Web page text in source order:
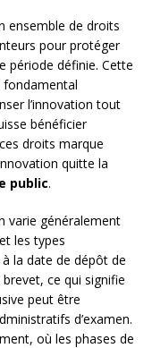
ensemble de droits
pour protéger
période définie. Cette
l’innovation tout
bénéficier
droits marque
quitte la
public.
varie généralement
les types
la date de dépôt de
ce qui signifie
peut être
d’examen.
où les phases de